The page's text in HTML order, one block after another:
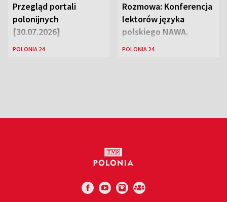
Przegląd portali
polonijnych
[30.07.2026]
POLONIA 24
Rozmowa: Konferencja
lektorów języka
polskiego NAWA.
Goście: dr Wojciech
POLONIA 24